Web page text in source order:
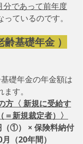
分であって前年度
っているのです。
齢基礎年金 ）
礎年金の年金額は
す。
方〈 新規に受給す
新規裁定者）〉
× 保険料納付
（20年間）